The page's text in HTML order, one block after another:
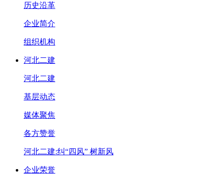
历史沿革
企业简介
组织机构
河北二建
河北二建
基层动态
媒体聚焦
各方赞誉
河北二建:纠“四风” 树新风
企业荣誉